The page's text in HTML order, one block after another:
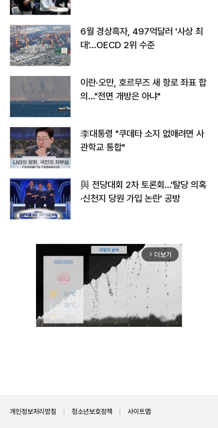
6월 경상흑자, 497억달러 '사상 최
대'…OECD 2위 수준
이란·오만, 호르무즈 새 항로 좌표 합
의…"전면 개방은 아냐"
李대통령 "쿠데타 소지 없애려면 사
관학교 통합"
與 전당대회 2차 토론회…'탈당 의혹
·신천지 당원 가입 논란' 공방
arrow_forward_ios 더보기
개인정보처리방침 청소년보호정책 사이트맵